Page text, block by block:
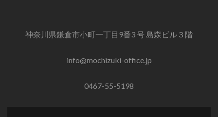
神奈川県鎌倉市小町一丁目9番3 号 島森ビル３階
info@mochizuki-office.jp
0467-55-5198